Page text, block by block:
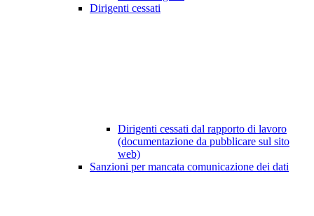
Dirigenti cessati
Dirigenti cessati dal rapporto di lavoro
(documentazione da pubblicare sul sito
web)
Sanzioni per mancata comunicazione dei dati